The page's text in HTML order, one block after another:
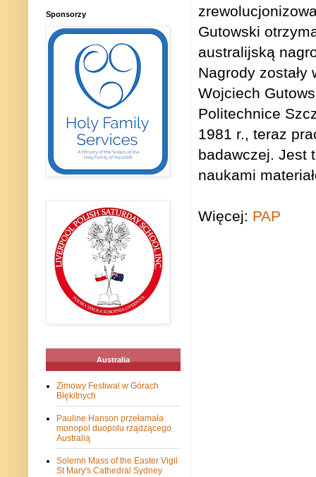
Gutowski
australijską
Nagrody
Wojciech
Politechnice
1981 r., teraz
badawczej. Jest
naukami
Więcej: PAP
Sponsorzy
Australia
Zimowy Festiwal w Górach
Błękitnych
Pauline Hanson przełamała
monopol duopolu rządzącego
Australią
Solemn Mass of the Easter Vigil
St Mary's Cathedral Sydney